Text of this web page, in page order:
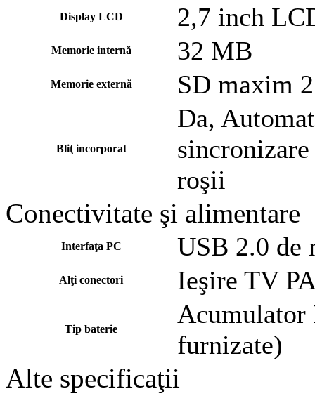
Display LCD 2,7 inch
Memorie internă 32 MB
Memorie externă SD maxim
Bliţ incorporat
Da,
roşii
Conectivitate şi alimentare
Interfaţa PC USB 2.0 de
Alţi conectori Ieşire TV
Tip baterie
Acumulator
furnizate)
Alte specificaţii